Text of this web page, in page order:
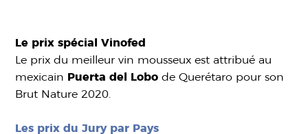
Le prix spécial Vinofed
Le prix du meilleur vin mousseux est attribué au
mexicain Puerta del Lobo de Querétaro pour son
Brut Nature 2020.
Les prix du Jury par Pays